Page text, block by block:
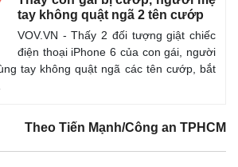
tay không quật ngã 2 tên cướp
VOV.VN - Thấy 2 đối tượng giật chiếc
điện thoại iPhone 6 của con gái, người
tay không quật ngã các tên cướp, bắt
Theo Tiến Mạnh/Công an TPHCM